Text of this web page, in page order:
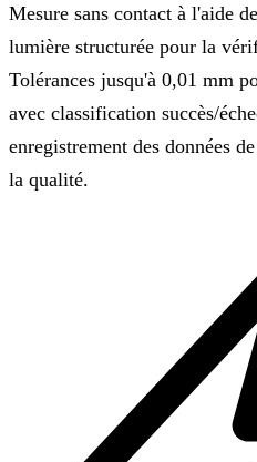
Mesure sans contact à l'aide
lumière structurée pour la
Tolérances jusqu'à 0,01 mm
avec classification succès/
enregistrement des données
la qualité.